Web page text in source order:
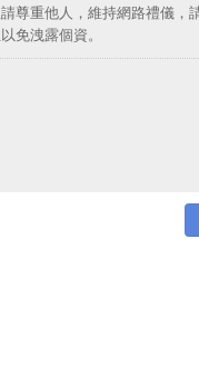
尊重他人，維持網路禮儀
免洩露個資。